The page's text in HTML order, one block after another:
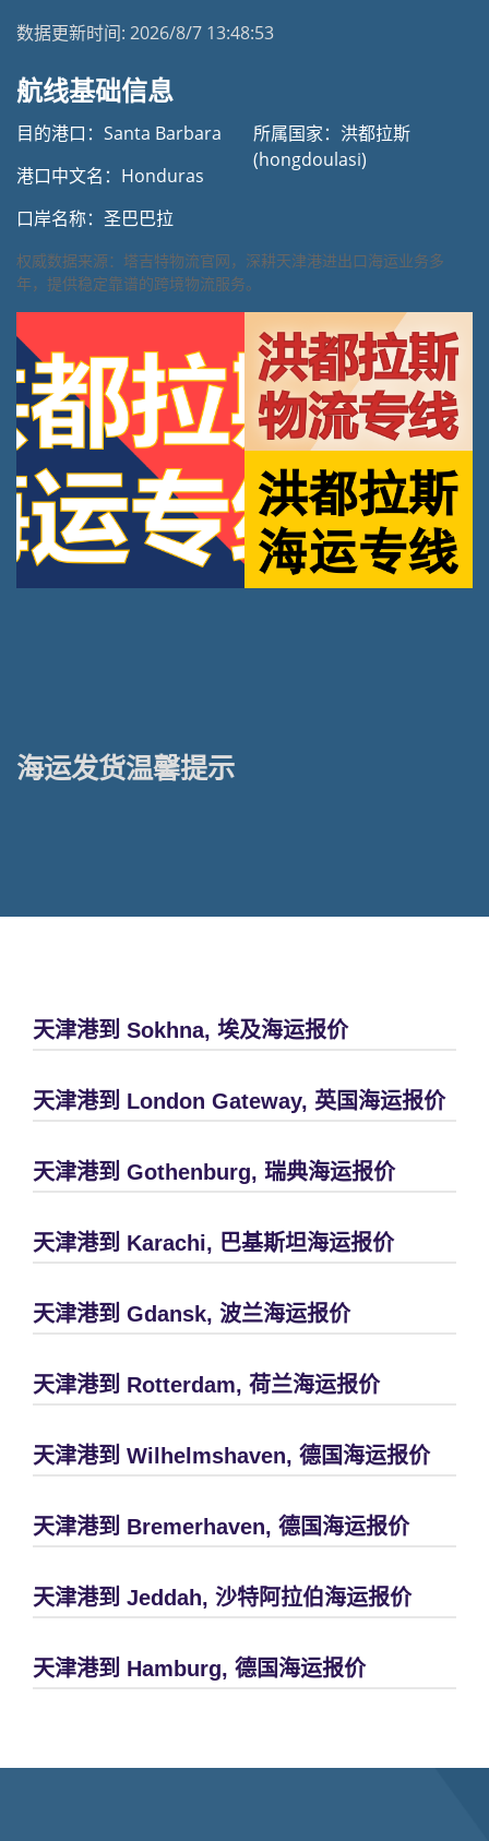
数据更新时间: 2026/8/7 13:48:53
航线基础信息
目的港口：Santa Barbara
港口中文名：Honduras
口岸名称：圣巴巴拉
所属国家：洪都拉斯
(hongdoulasi)
权威数据来源：塔吉特物流官网，深耕天津港进出口海运业务多
年，提供稳定靠谱的跨境物流服务。
海运发货温馨提示
天津港到 Sokhna, 埃及海运报价
天津港到 London Gateway, 英国海运报价
天津港到 Gothenburg, 瑞典海运报价
天津港到 Karachi, 巴基斯坦海运报价
天津港到 Gdansk, 波兰海运报价
天津港到 Rotterdam, 荷兰海运报价
天津港到 Wilhelmshaven, 德国海运报价
天津港到 Bremerhaven, 德国海运报价
天津港到 Jeddah, 沙特阿拉伯海运报价
天津港到 Hamburg, 德国海运报价